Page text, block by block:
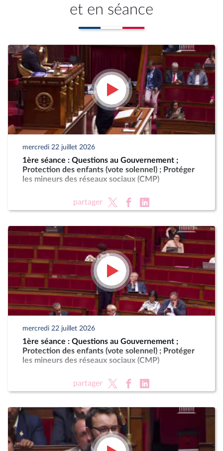
et en séance
mercredi 22 juillet 2026
1ère séance : Questions au Gouvernement ;
Protection des enfants (vote solennel) ; Protéger
les mineurs des réseaux sociaux (CMP)
partager
mercredi 22 juillet 2026
1ère séance : Questions au Gouvernement ;
Protection des enfants (vote solennel) ; Protéger
les mineurs des réseaux sociaux (CMP)
partager